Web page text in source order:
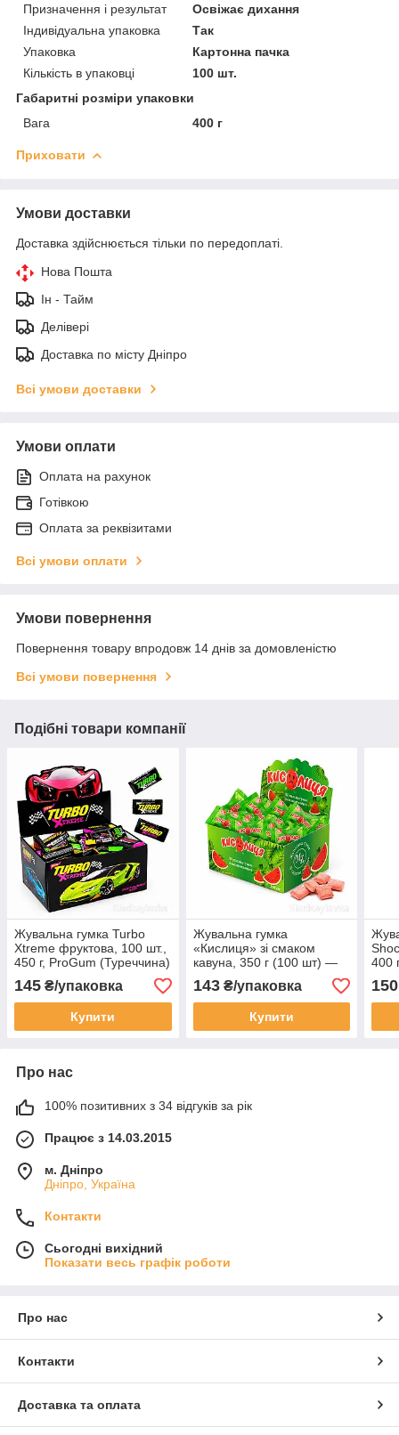
Призначення і результат
Освіжає дихання
Індивідуальна упаковка
Так
Упаковка
Картонна пачка
Кількість в упаковці
100 шт.
Габаритні розміри упаковки
Вага
400 г
Приховати
Умови доставки
Доставка здійснюється тільки по передоплаті.
Нова Пошта
Ін - Тайм
Делівері
Доставка по місту Дніпро
Всі умови доставки
Умови оплати
Оплата на рахунок
Готівкою
Оплата за реквізитами
Всі умови оплати
Умови повернення
Повернення товару впродовж 14 днів за домовленістю
Всі умови повернення
Подібні товари компанії
Жувальна гумка Turbo
Xtreme фруктова, 100 шт.,
450 г, ProGum (Туреччина)
145 ₴/упаковка
Купити
Жувальна гумка
«Кислиця» зі смаком
кавуна, 350 г (100 шт) —
ТОВ «Монжар», Україна
143₴/упаковка
Купити
400
150
Про нас
100% позитивних з 34 відгуків за рік
Працює з 14.03.2015
м. Дніпро
Дніпро, Україна
Контакти
Сьогодні вихідний
Показати весь графік роботи
Про нас
Контакти
Доставка та оплата